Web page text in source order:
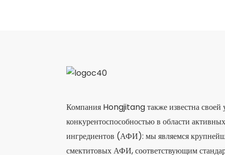
Компания Hongjitang также известна своей
конкурентоспособностью в области
ингредиентов (АФИ): мы являемся
смектитовых АФИ, соответствующим